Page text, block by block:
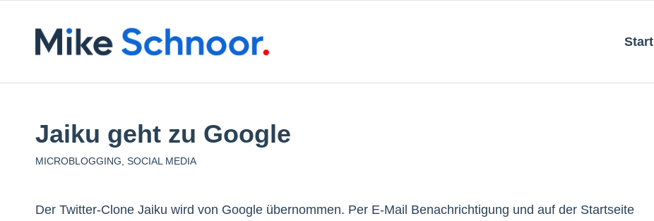
Start
Jaiku geht zu Google
MICROBLOGGING SOCIAL MEDIA
Der Twitter-Clone Jaiku wird von Google übernommen. Per E-Mail Benachrichtigung und auf der Startseite